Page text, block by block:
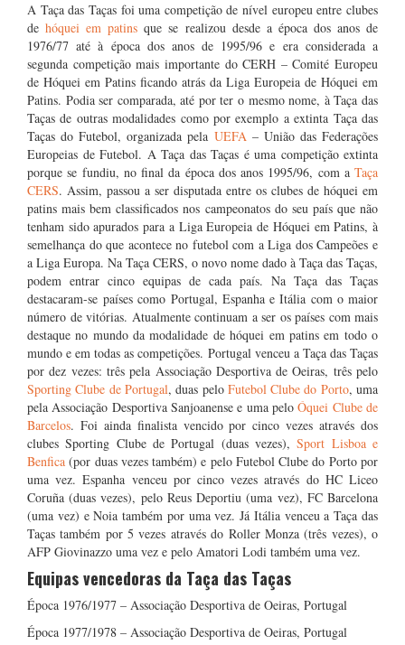
A Taça das Taças foi uma competição de nível europeu entre clubes
dehóquei em patins que se realizou desde a época dos anos de
1976/77 até à época dos anos de 1995/96 e era considerada a
segunda competição mais importante do CERH – Comité Europeu
de Hóquei em Patins ficando atrás da Liga Europeia de Hóquei em
Patins. Podia ser comparada, até por ter o mesmo nome, à Taça das
Taças de outras modalidades como por exemplo a extinta Taça das
Taças do Futebol, organizada pela UEFA– União das Federações
Europeias de Futebol. A Taça das Taças é uma competição extinta
porque se fundiu, no final da época dos anos 1995/96, com a Taça
CERS. Assim, passou a ser disputada entre os clubes de hóquei em
patins mais bem classificados nos campeonatos do seu país que não
tenham sido apurados para a Liga Europeia de Hóquei em Patins, à
semelhança do que acontece no futebol com a Liga dos Campeões e
a Liga Europa. Na Taça CERS, o novo nome dado à Taça das Taças,
podem entrar cinco equipas de cada país. Na Taça das Taças
destacaram-se países como Portugal, Espanha e Itália com o maior
número de vitórias. Atualmente continuam a ser os países com mais
destaque no mundo da modalidade de hóquei em patins em todo o
mundo e em todas as competições. Portugal venceu a Taça das Taças
por dez vezes: três pela Associação Desportiva de Oeiras, três pelo
Sporting Clube de Portugal, duas pelo Futebol Clube do Porto, uma
pela Associação Desportiva Sanjoanense e uma peloÓquei Clube de
Barcelos. Foi ainda finalista vencido por cinco vezes através dos
clubes Sporting Clube de Portugal (duas vezes),Sport Lisboa e
Benfica (por duas vezes também) e pelo Futebol Clube do Porto por
uma vez. Espanha venceu por cinco vezes através do HC Liceo
Coruña (duas vezes), pelo Reus Deportiu (uma vez), FC Barcelona
(uma vez) e Noia também por uma vez. Já Itália venceu a Taça das
Taças também por 5 vezes através do Roller Monza (três vezes), o
AFP Giovinazzo uma vez e pelo Amatori Lodi também uma vez.
Equipas vencedoras da Taça das Taças
Época 1976/1977 – Associação Desportiva de Oeiras, Portugal
Época 1977/1978 – Associação Desportiva de Oeiras, Portugal